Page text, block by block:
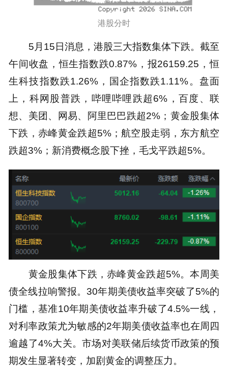
港股分时
5月15日消息，港股三大指数集体下跌。截至
午间收盘，恒生指数跌0.87%，报26159.25，恒
生科技指数跌1.26%，国企指数跌1.11%。盘面
上，科网股普跌，哔哩哔哩跌超6%，百度、联
想、美团、网易、阿里巴巴跌超2%；黄金股集体
下跌，赤峰黄金跌超5%；航空股走弱，东方航空
跌超3%；新消费概念股下挫，毛戈平跌超5%。
黄金股集体下跌，赤峰黄金跌超5%。本周美
债全线拉响警报。30年期美债收益率突破了5%的
门槛，基准10年期美债收益率升破了4.5%一线，
对利率政策尤为敏感的2年期美债收益率也在周四
逾越了4%大关。市场对美联储后续货币政策的预
期发生显著转变，加剧黄金的调整压力。